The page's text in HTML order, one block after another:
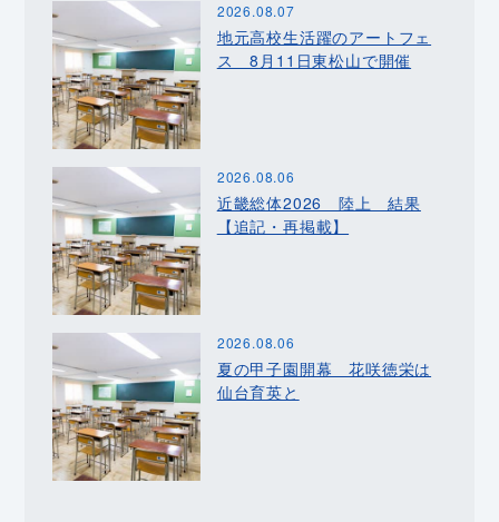
2026.08.07
地元高校生活躍のアートフェ
ス 8月11日東松山で開催
2026.08.06
近畿総体2026 陸上 結果
【追記・再掲載】
2026.08.06
夏の甲子園開幕 花咲徳栄は
仙台育英と